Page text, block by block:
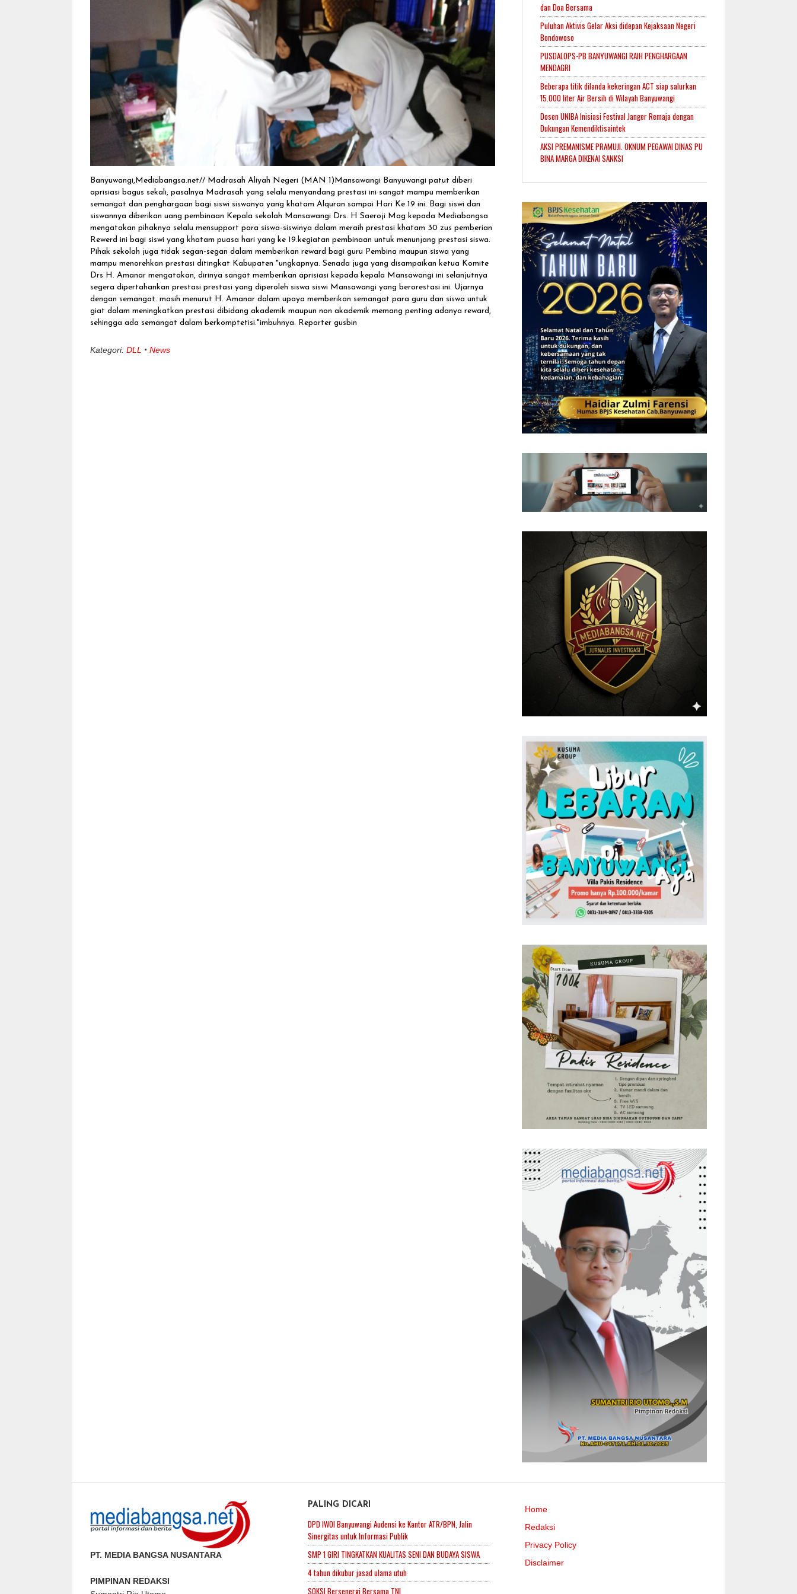
Banyuwangi,Mediabangsa.net// Madrasah Aliyah Negeri (MAN 1)Mansawangi Banyuwangi patut diberi
aprisiasi bagus sekali, pasalnya Madrasah yang selalu menyandang prestasi ini sangat mampu memberikan
semangat dan penghargaan bagi siswi siswanya yang khatam Alquran sampai Hari Ke 19 ini. Bagi siswi dan
siswannya diberikan uang pembinaan Kepala sekolah Mansawangi Drs. H Saeroji Mag kepada Mediabangsa
mengatakan pihaknya selalu mensupport para siswa-siswinya dalam meraih prestasi khatam 30 zus pemberian
Rewerd ini bagi siswi yang khatam puasa hari yang ke 19.kegiatan pembinaan untuk menunjang prestasi siswa.
Pihak sekolah juga tidak segan-segan dalam memberikan reward bagi guru Pembina maupun siswa yang
mampu menorehkan prestasi ditingkat Kabupaten "ungkapnya. Senada juga yang disampaikan ketua Komite
Drs H. Amanar mengatakan, dirinya sangat memberikan aprisiasi kepada kepala Mansawangi ini selanjutnya
segera dipertahankan prestasi prestasi yang diperoleh siswa siswi Mansawangi yang berorestasi ini. Ujarnya
dengan semangat. masih menurut H. Amanar dalam upaya memberikan semangat para guru dan siswa untuk
giat dalam meningkatkan prestasi dibidang akademik maupun non akademik memang penting adanya reward,
sehingga ada semangat dalam berkomptetisi."imbuhnya. Reporter gusbin
Kategori: DLL News
dan Doa Bersama
Puluhan Aktivis Gelar Aksi didepan Kejaksaan Negeri
Bondowoso
PUSDALOPS-PB BANYUWANGI RAIH PENGHARGAAN
MENDAGRI
Beberapa titik dilanda kekeringan ACT siap salurkan
15.000 liter Air Bersih di Wilayah Banyuwangi
Dosen UNIBA Inisiasi Festival Janger Remaja dengan
Dukungan Kemendiktisaintek
AKSI PREMANISME PRAMUJI. OKNUM PEGAWAI DINAS PU
BINA MARGA DIKENAI SANKSI
PT. MEDIA BANGSA NUSANTARA
PIMPINAN REDAKSI
PALING DICARI
DPD IWOI Banyuwangi Audensi ke Kantor ATR/BPN, Jalin
Sinergitas untuk Informasi Publik
SMP 1 GIRI TINGKATKAN KUALITAS SENI DAN BUDAYA SISWA
4 tahun dikubur jasad ulama utuh
SOKSI Bersenergi Bersama TNI
Home
Redaksi
Privacy Policy
Disclaimer